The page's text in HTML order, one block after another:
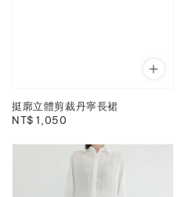
挺廓立體剪裁丹寧長裙
Regular
NT$ 1,050